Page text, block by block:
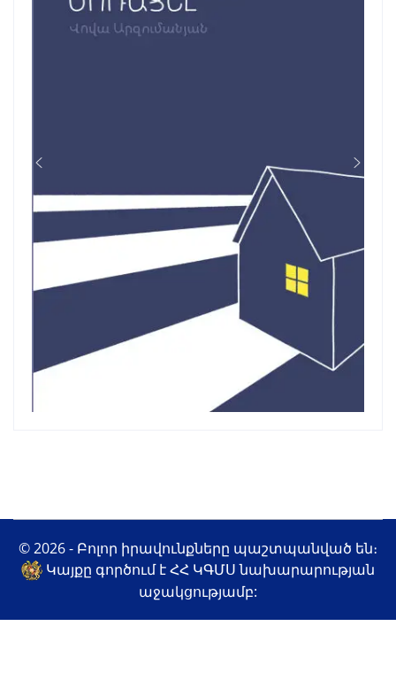
© 2026 - Բոլոր իրավունքները պաշտպանված են։
Կայքը գործում է ՀՀ ԿԳՄՍ նախարարության
աջակցությամբ: